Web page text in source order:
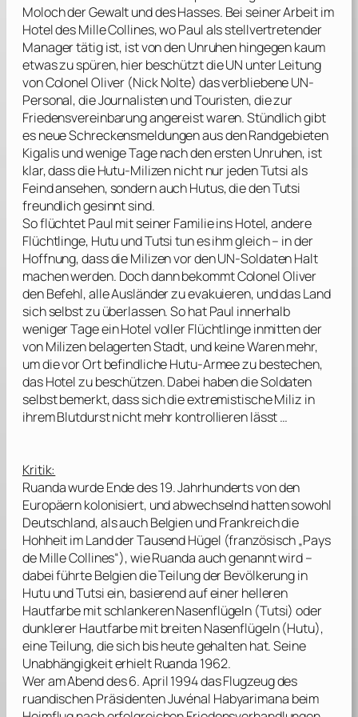
Moloch der Gewalt und des Hasses. Bei seiner Arbeit im
Hotel des Mille Collines, wo Paul als stellvertretender
Manager tätig ist, ist von den Unruhen hingegen kaum
etwas zu spüren, hier beschützt die UN unter Leitung
von Colonel Oliver (Nick Nolte) das verbliebene UN-
Personal, die Journalisten und Touristen, die zur
Friedensvereinbarung angereist waren. Stündlich gibt
es neue Schreckensmeldungen aus den Randgebieten
Kigalis und wenige Tage nach den ersten Unruhen, ist
klar, dass die Hutu-Milizen nicht nur jeden Tutsi als
Feind ansehen, sondern auch Hutus, die den Tutsi
freundlich gesinnt sind.
So flüchtet Paul mit seiner Familie ins Hotel, andere
Flüchtlinge, Hutu und Tutsi tun es ihm gleich – in der
Hoffnung, dass die Milizen vor den UN-Soldaten Halt
machen werden. Doch dann bekommt Colonel Oliver
den Befehl, alle Ausländer zu evakuieren, und das Land
sich selbst zu überlassen. So hat Paul innerhalb
weniger Tage ein Hotel voller Flüchtlinge inmitten der
von Milizen belagerten Stadt, und keine Waren mehr,
um die vor Ort befindliche Hutu-Armee zu bestechen,
das Hotel zu beschützen. Dabei haben die Soldaten
selbst bemerkt, dass sich die extremistische Miliz in
ihrem Blutdurst nicht mehr kontrollieren lässt …
Kritik:
Ruanda wurde Ende des 19. Jahrhunderts von den
Europäern kolonisiert, und abwechselnd hatten sowohl
Deutschland, als auch Belgien und Frankreich die
Hohheit im Land der Tausend Hügel (französisch „Pays
de Mille Collines“), wie Ruanda auch genannt wird –
dabei führte Belgien die Teilung der Bevölkerung in
Hutu und Tutsi ein, basierend auf einer helleren
Hautfarbe mit schlankeren Nasenflügeln (Tutsi) oder
dunklerer Hautfarbe mit breiten Nasenflügeln (Hutu),
eine Teilung, die sich bis heute gehalten hat. Seine
Unabhängigkeit erhielt Ruanda 1962.
Wer am Abend des 6. April 1994 das Flugzeug des
ruandischen PräsidentenJuvénal Habyarimana beim